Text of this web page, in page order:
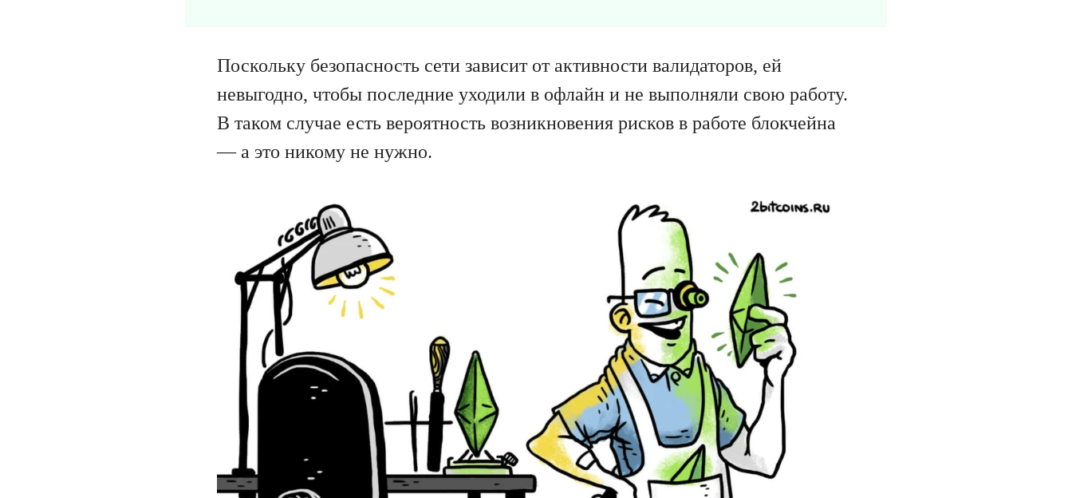
Поскольку безопасность сети зависит от активности валидаторов, ей
невыгодно, чтобы последние уходили в офлайн и не выполняли свою работу.
В таком случае есть вероятность возникновения рисков в работе блокчейна
— а это никому не нужно.